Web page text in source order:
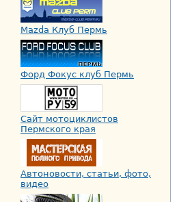
Mazda Клуб Пермь
Форд Фокус клуб Пермь
Сайт мотоциклистов
Пермского края
Автоновости, статьи, фото,
видео